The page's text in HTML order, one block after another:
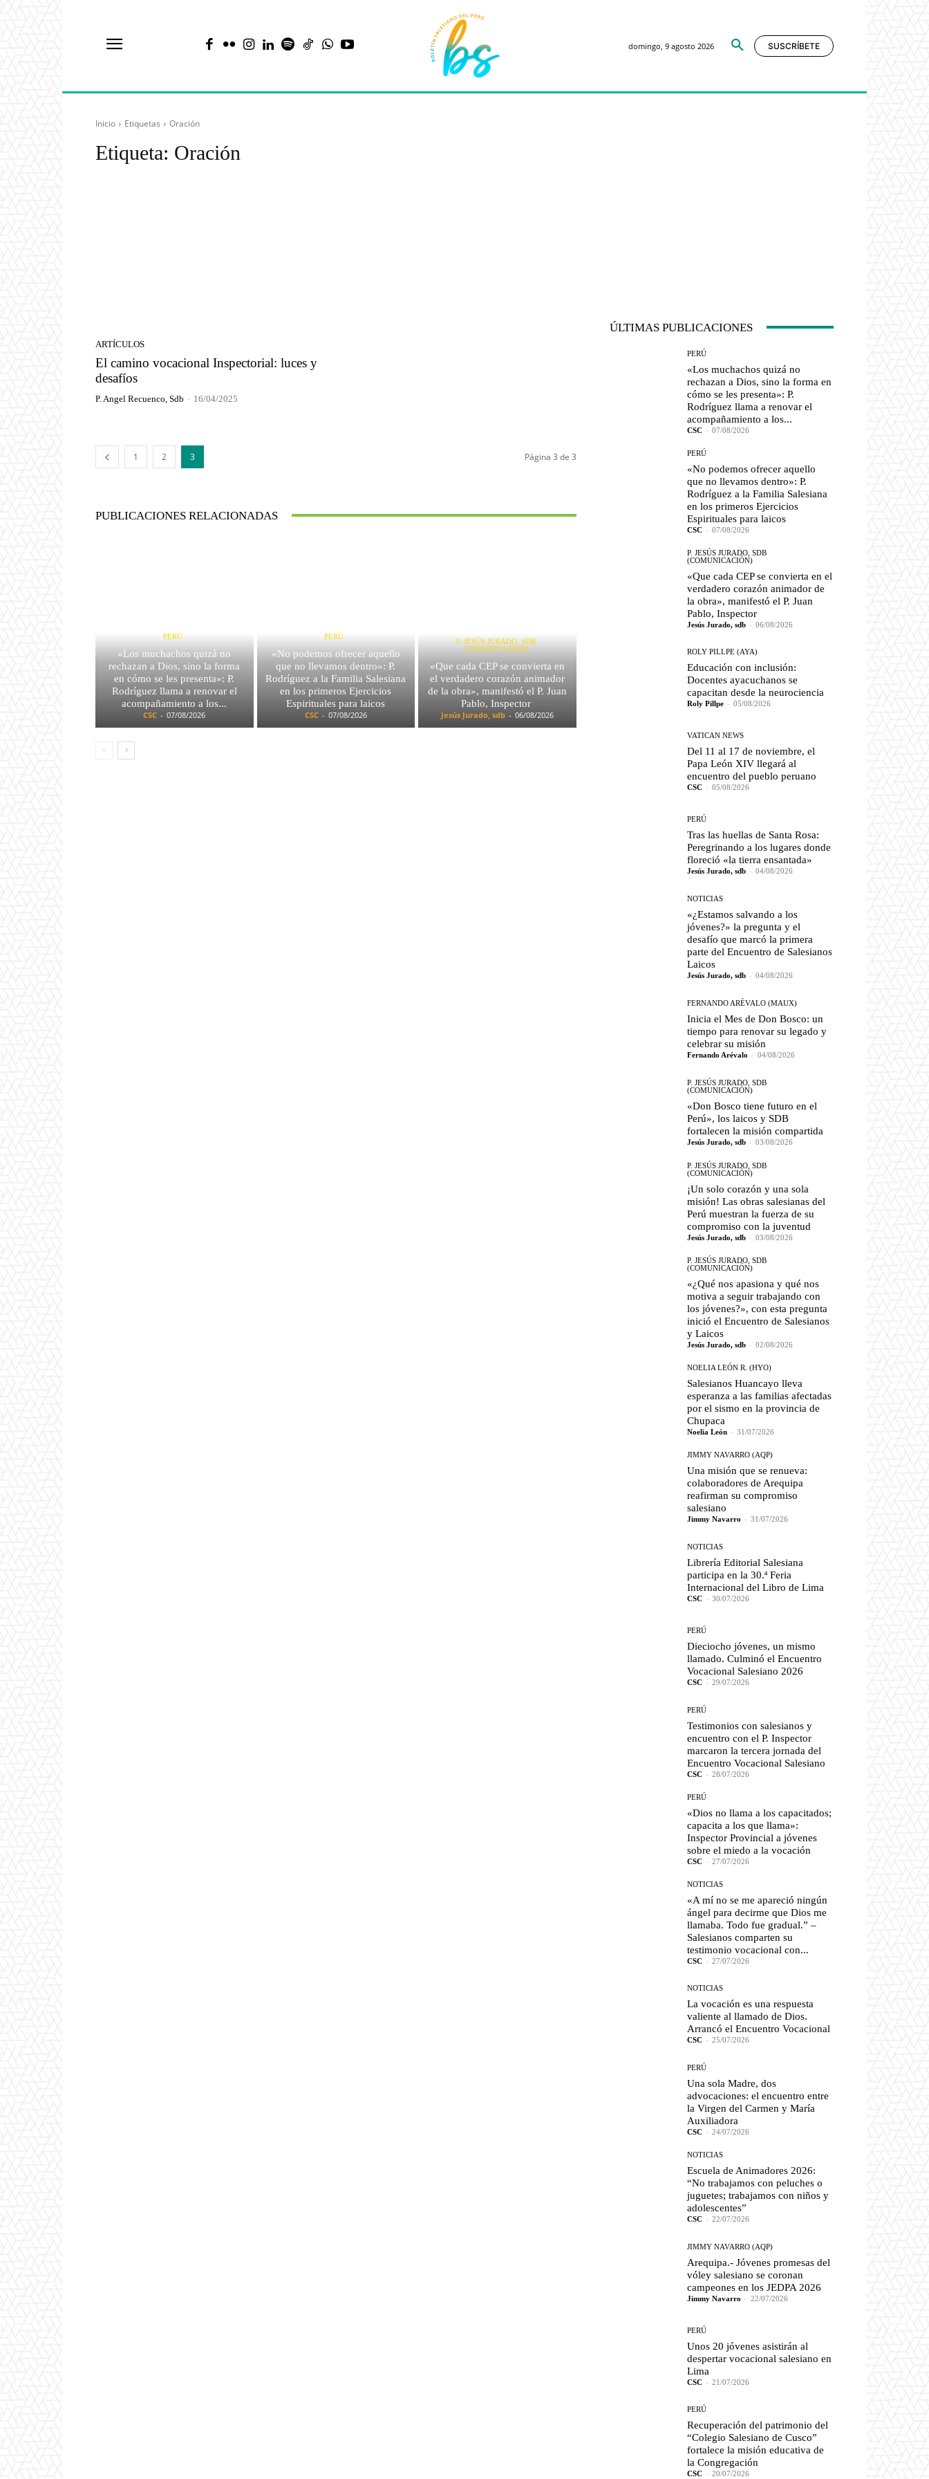
domingo, 9 agosto 2026 SUSCRÍBETE
Inicio Etiquetas Oración
Etiqueta: Oración
ARTÍCULOS
El camino vocacional Inspectorial: luces y
desafíos
P. Angel Recuenco, Sdb - 16/04/2025
1 2 3 Página 3 de 3
PUBLICACIONES RELACIONADAS
PERÚ
«Los muchachos quizá no
rechazan a Dios, sino la forma
en cómo se les presenta»: P.
Rodríguez llama a renovar el
acompañamiento a los...
CSC - 07/08/2026
PERÚ
«No podemos ofrecer aquello
que no llevamos dentro»: P.
Rodríguez a la Familia Salesiana
en los primeros Ejercicios
Espirituales para laicos
CSC - 07/08/2026
P. JESÚS JURADO, SDB
(COMUNICACIÓN)
«Que cada CEP se convierta en
el verdadero corazón animador
de la obra», manifestó el P. Juan
Pablo, Inspector
Jesús Jurado, sdb - 06/08/2026
ÚLTIMAS PUBLICACIONES
PERÚ
«Los muchachos quizá no
rechazan a Dios, sino la forma en
cómo se les presenta»: P.
Rodríguez llama a renovar el
acompañamiento a los...
CSC - 07/08/2026
PERÚ
«No podemos ofrecer aquello
que no llevamos dentro»: P.
Rodríguez a la Familia Salesiana
en los primeros Ejercicios
Espirituales para laicos
CSC - 07/08/2026
P. JESÚS JURADO, SDB
(COMUNICACIÓN)
«Que cada CEP se convierta en el
verdadero corazón animador de
la obra», manifestó el P. Juan
Pablo, Inspector
Jesús Jurado, sdb - 06/08/2026
ROLY PILLPE (AYA)
Educación con inclusión:
Docentes ayacuchanos se
capacitan desde la neurociencia
Roly Pillpe - 05/08/2026
VATICAN NEWS
Del 11 al 17 de noviembre, el
Papa León XIV llegará al
encuentro del pueblo peruano
CSC - 05/08/2026
PERÚ
Tras las huellas de Santa Rosa:
Peregrinando a los lugares donde
floreció «la tierra ensantada»
Jesús Jurado, sdb - 04/08/2026
NOTICIAS
«¿Estamos salvando a los
jóvenes?» la pregunta y el
desafío que marcó la primera
parte del Encuentro de Salesianos
Laicos
Jesús Jurado, sdb - 04/08/2026
FERNANDO ARÉVALO (MAUX)
Inicia el Mes de Don Bosco: un
tiempo para renovar su legado y
celebrar su misión
Fernando Arévalo - 04/08/2026
P. JESÚS JURADO, SDB
(COMUNICACIÓN)
«Don Bosco tiene futuro en el
Perú», los laicos y SDB
fortalecen la misión compartida
Jesús Jurado, sdb - 03/08/2026
P. JESÚS JURADO, SDB
(COMUNICACIÓN)
¡Un solo corazón y una sola
misión! Las obras salesianas del
Perú muestran la fuerza de su
compromiso con la juventud
Jesús Jurado, sdb - 03/08/2026
P. JESÚS JURADO, SDB
(COMUNICACIÓN)
«¿Qué nos apasiona y qué nos
motiva a seguir trabajando con
los jóvenes?», con esta pregunta
inició el Encuentro de Salesianos
y Laicos
Jesús Jurado, sdb - 02/08/2026
NOELIA LEÓN R. (HYO)
Salesianos Huancayo lleva
esperanza a las familias afectadas
por el sismo en la provincia de
Chupaca
Noelia León - 31/07/2026
JIMMY NAVARRO (AQP)
Una misión que se renueva:
colaboradores de Arequipa
reafirman su compromiso
salesiano
Jimmy Navarro - 31/07/2026
NOTICIAS
Librería Editorial Salesiana
participa en la 30.ª Feria
Internacional del Libro de Lima
CSC - 30/07/2026
PERÚ
Dieciocho jóvenes, un mismo
llamado. Culminó el Encuentro
Vocacional Salesiano 2026
CSC - 29/07/2026
PERÚ
Testimonios con salesianos y
encuentro con el P. Inspector
marcaron la tercera jornada del
Encuentro Vocacional Salesiano
CSC - 28/07/2026
PERÚ
«Dios no llama a los capacitados;
capacita a los que llama»:
Inspector Provincial a jóvenes
sobre el miedo a la vocación
CSC - 27/07/2026
NOTICIAS
«A mí no se me apareció ningún
ángel para decirme que Dios me
llamaba. Todo fue gradual.” –
Salesianos comparten su
testimonio vocacional con...
CSC - 27/07/2026
NOTICIAS
La vocación es una respuesta
valiente al llamado de Dios.
Arrancó el Encuentro Vocacional
CSC - 25/07/2026
PERÚ
Una sola Madre, dos
advocaciones: el encuentro entre
la Virgen del Carmen y María
Auxiliadora
CSC - 24/07/2026
NOTICIAS
Escuela de Animadores 2026:
“No trabajamos con peluches o
juguetes; trabajamos con niños y
adolescentes”
CSC - 22/07/2026
JIMMY NAVARRO (AQP)
Arequipa.- Jóvenes promesas del
vóley salesiano se coronan
campeones en los JEDPA 2026
Jimmy Navarro - 22/07/2026
PERÚ
Unos 20 jóvenes asistirán al
despertar vocacional salesiano en
Lima
CSC - 21/07/2026
PERÚ
Recuperación del patrimonio del
“Colegio Salesiano de Cusco”
fortalece la misión educativa de
la Congregación
CSC - 20/07/2026